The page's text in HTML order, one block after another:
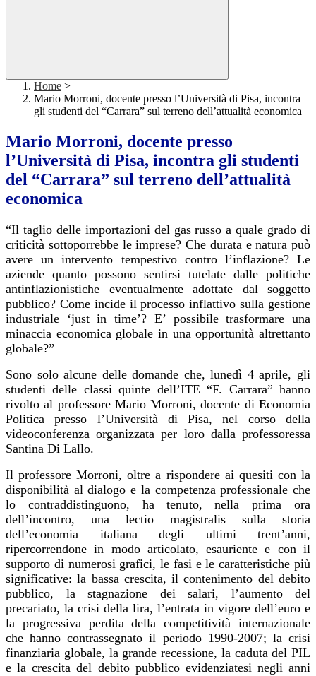
Home >
Mario Morroni, docente presso l’Università di Pisa, incontra
gli studenti del “Carrara” sul terreno dell’attualità economica
Mario Morroni, docente presso
l’Università di Pisa, incontra gli studenti
del “Carrara” sul terreno dell’attualità
economica
“Il taglio delle importazioni del gas russo a quale grado di
criticità sottoporrebbe le imprese? Che durata e natura può
avere un intervento tempestivo contro l’inflazione? Le
aziende quanto possono sentirsi tutelate dalle politiche
antinflazionistiche eventualmente adottate dal soggetto
pubblico? Come incide il processo inflattivo sulla gestione
industriale ‘just in time’? E’ possibile trasformare una
minaccia economica globale in una opportunità altrettanto
globale?”
Sono solo alcune delle domande che, lunedì 4 aprile, gli
studenti delle classi quinte dell’ITE “F. Carrara” hanno
rivolto al professore Mario Morroni, docente di Economia
Politica presso l’Università di Pisa, nel corso della
videoconferenza organizzata per loro dalla professoressa
Santina Di Lallo.
Il professore Morroni, oltre a rispondere ai quesiti con la
disponibilità al dialogo e la competenza professionale che
lo contraddistinguono, ha tenuto, nella prima ora
dell’incontro, una lectio magistralis sulla storia
dell’economia italiana degli ultimi trent’anni,
ripercorrendone in modo articolato, esauriente e con il
supporto di numerosi grafici, le fasi e le caratteristiche più
significative: la bassa crescita, il contenimento del debito
pubblico, la stagnazione dei salari, l’aumento del
precariato, la crisi della lira, l’entrata in vigore dell’euro e
la progressiva perdita della competitività internazionale
che hanno contrassegnato il periodo 1990-2007; la crisi
finanziaria globale, la grande recessione, la caduta del PIL
e la crescita del debito pubblico evidenziatesi negli anni